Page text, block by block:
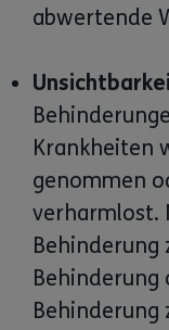
abwertende
Krankheiten
genommen
verharmlost.
Behinderung
Behinderung